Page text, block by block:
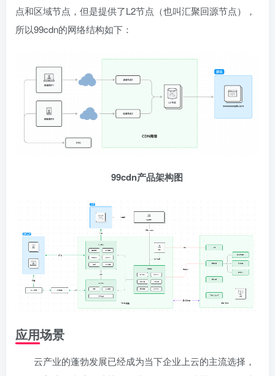
点和区域节点，但是提供了L2节点（也叫汇聚回源节点），
所以99cdn的网络结构如下：
99cdn产品架构图
应用场景
云产业的蓬勃发展已经成为当下企业上云的主流选择，